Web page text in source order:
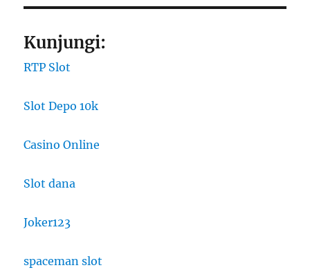
Kunjungi:
RTP Slot
Slot Depo 10k
Casino Online
Slot dana
Joker123
spaceman slot